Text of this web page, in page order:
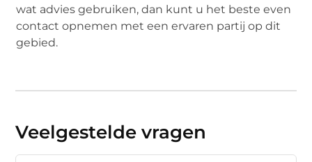
wat advies gebruiken, dan kunt u het beste even
contact opnemen met een ervaren partij op dit
gebied.
Veelgestelde vragen